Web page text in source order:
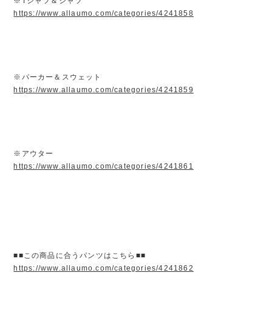
https://www.allaumo.com/categories/4241858
※パーカー＆スウェット
https://www.allaumo.com/categories/4241859
※アウター
https://www.allaumo.com/categories/4241861
■■この商品に合うパンツはこちら■■
https://www.allaumo.com/categories/4241862